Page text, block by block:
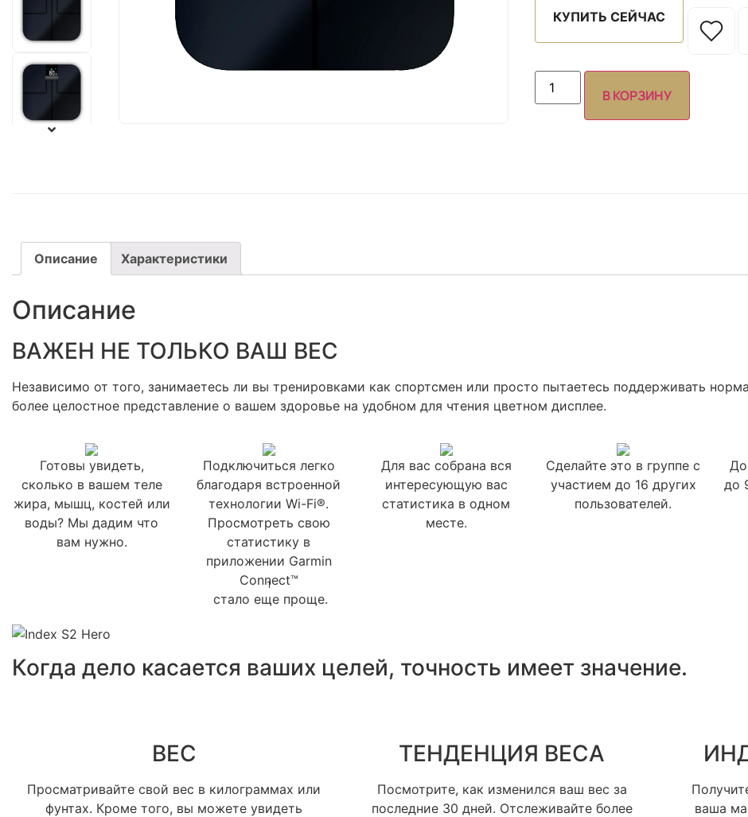
КУПИТЬ СЕЙЧАС
В КОРЗИНУ
Описание Характеристики
Описание
ВАЖЕН НЕ ТОЛЬКО ВАШ ВЕС
Независимо от того, занимаетесь ли вы тренировками как спортсмен или просто пытаетесь поддерживать
более целостное представление о вашем здоровье на удобном для чтения цветном дисплее.
Готовы увидеть,
сколько в вашем теле
жира, мышц, костей или
воды? Мы дадим что
вам нужно.
Подключиться легко
благодаря встроенной
технологии Wi-Fi®.
Просмотреть свою
статистику в
приложении Garmin
Connect™
1
стало еще проще.
Для вас собрана вся
интересующую вас
статистика в одном
месте.
Сделайте это в группе с
участием до 16 других
пользователей.
до
Когда дело касается ваших целей, точность имеет значение.
ВЕС
Просматривайте свой вес в килограммах или
фунтах. Кроме того, вы можете увидеть
ТЕНДЕНЦИЯ ВЕСА
Посмотрите, как изменился ваш вес за
последние 30 дней. Отслеживайте более
ваша